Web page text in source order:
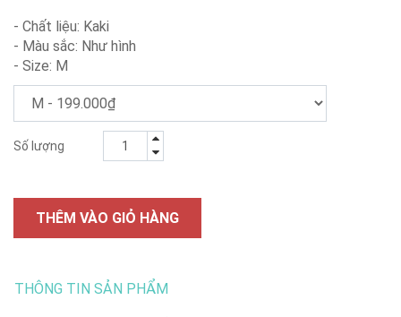
- Chất liệu: Kaki
- Màu sắc: Như hình
- Size: M
Số lượng
THÊM VÀO GIỎ HÀNG
THÔNG TIN SẢN PHẨM